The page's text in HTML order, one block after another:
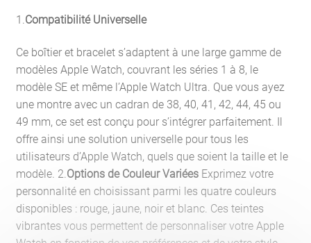
1. Compatibilité Universelle
Ce boîtier et bracelet s’adaptent à une large gamme de
modèles Apple Watch, couvrant les séries 1 à 8, le
modèle SE et même l’Apple Watch Ultra. Que vous ayez
une montre avec un cadran de 38, 40, 41, 42, 44, 45 ou
49 mm, ce set est conçu pour s’intégrer parfaitement. Il
offre ainsi une solution universelle pour tous les
utilisateurs d’Apple Watch, quels que soient la taille et le
modèle. 2.Options de Couleur VariéesExprimez votre
personnalité en choisissant parmi les quatre couleurs
disponibles : rouge, jaune, noir et blanc. Ces teintes
vibrantes vous permettent de personnaliser votre Apple